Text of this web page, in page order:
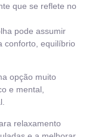
que se reflete no
pode assumir
conforto, equilíbrio
opção muito
e mental,
relaxamento